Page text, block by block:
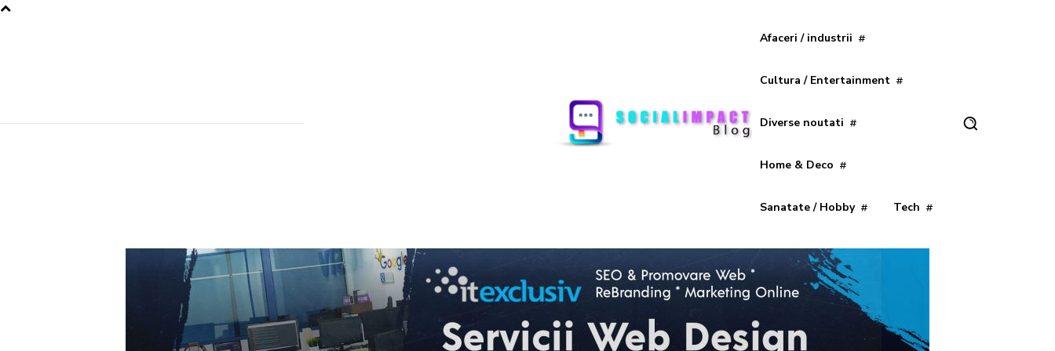
Afaceri / industrii
Cultura / Entertainment
Diverse noutati
Home & Deco
Sanatate / Hobby Tech